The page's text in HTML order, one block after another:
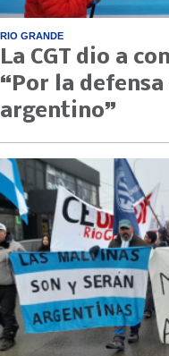
RIO GRANDE
La CGT dio a
“Por la
argentino”